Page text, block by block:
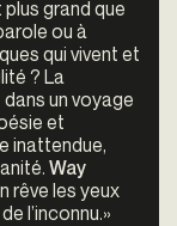
grand que
ou à
qui vivent et
? La
un voyage
et
inattendue,
Way
rêve les yeux
l’inconnu.»